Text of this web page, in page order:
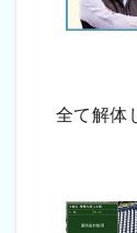
全て解体